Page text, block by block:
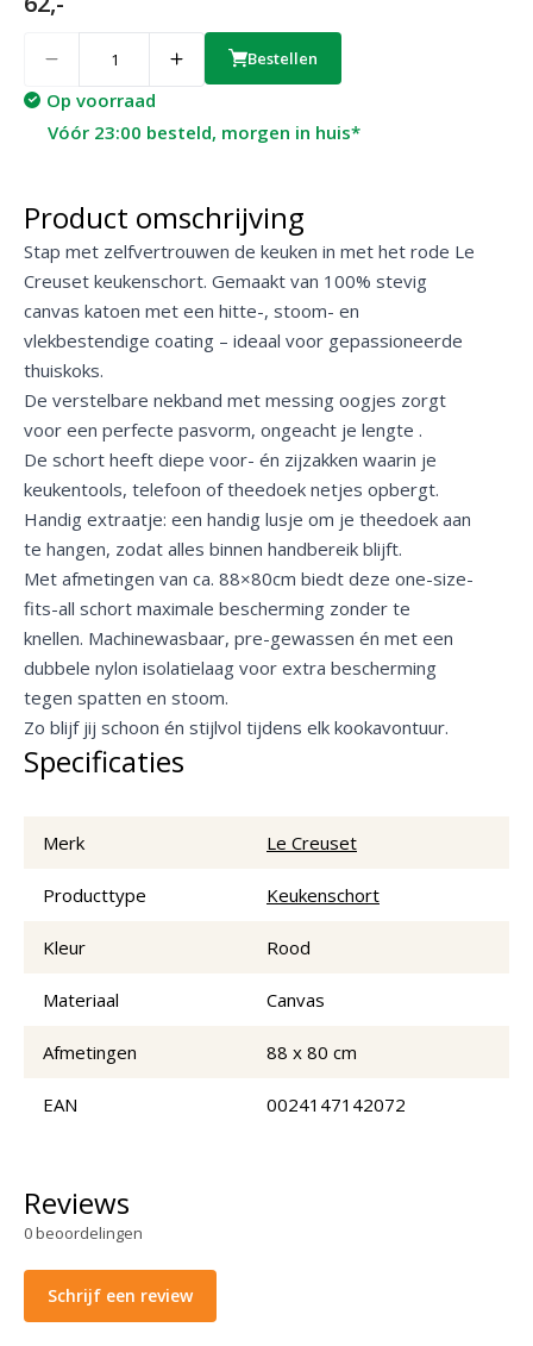
Bestellen
Op voorraad
Vóór 23:00 besteld, morgen in huis*
Product omschrijving
Stap met zelfvertrouwen de keuken in met het rode Le
Creuset keukenschort. Gemaakt van 100% stevig
canvas katoen met een hitte-, stoom- en
vlekbestendige coating – ideaal voor gepassioneerde
thuiskoks.
De verstelbare nekband met messing oogjes zorgt
voor een perfecte pasvorm, ongeacht je lengte .
De schort heeft diepe voor- én zijzakken waarin je
keukentools, telefoon of theedoek netjes opbergt.
Handig extraatje: een handig lusje om je theedoek aan
te hangen, zodat alles binnen handbereik blijft.
Met afmetingen van ca. 88×80cm biedt deze one-size-
fits-all schort maximale bescherming zonder te
knellen. Machinewasbaar, pre-gewassen én met een
dubbele nylon isolatielaag voor extra bescherming
tegen spatten en stoom.
Zo blijf jij schoon én stijlvol tijdens elk kookavontuur.
Specificaties
Merk Le Creuset
Producttype Keukenschort
Kleur Rood
Materiaal Canvas
Afmetingen 88 x 80 cm
EAN 0024147142072
Reviews
0beoordelingen
Schrijf een review